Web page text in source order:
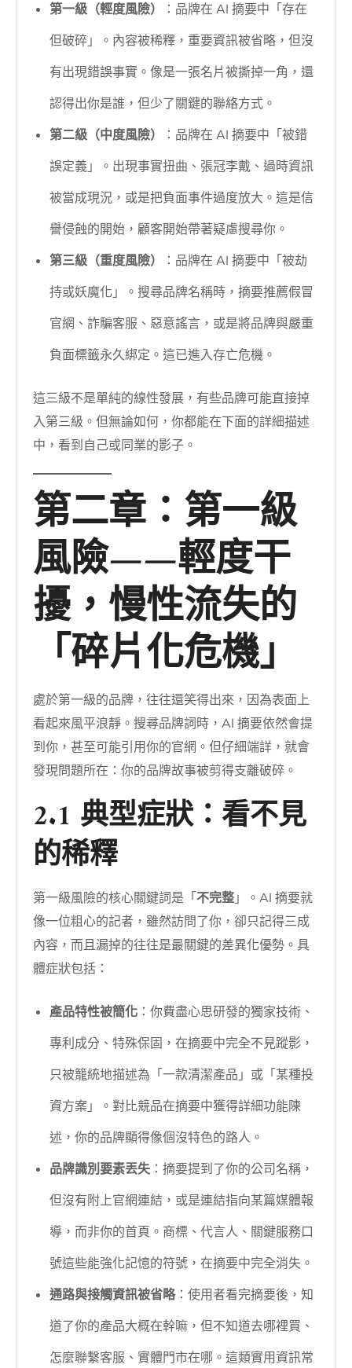
第一級（輕度風險）
：品牌在 AI 摘要中「存在
但破碎」。內容被稀釋，重要資訊被省略，但沒
有出現錯誤事實。像是一張名片被撕掉一角，還
認得出你是誰，但少了關鍵的聯絡方式。
第二級（中度風險）
：品牌在 AI 摘要中「被錯
誤定義」。出現事實扭曲、張冠李戴、過時資訊
被當成現況，或是把負面事件過度放大。這是信
譽侵蝕的開始，顧客開始帶著疑慮搜尋你。
第三級（重度風險）
：品牌在 AI 摘要中「被劫
持或妖魔化」。搜尋品牌名稱時，摘要推薦假冒
官網、詐騙客服、惡意謠言，或是將品牌與嚴重
負面標籤永久綁定。這已進入存亡危機。
這三級不是單純的線性發展，有些品牌可能直接掉
入第三級。但無論如何，你都能在下面的詳細描述
中，看到自己或同業的影子。
第二章：第一級
風險——輕度干
擾，慢性流失的
「碎片化危機」
處於第一級的品牌，往往還笑得出來，因為表面上
看起來風平浪靜。搜尋品牌詞時，AI 摘要依然會提
到你，甚至可能引用你的官網。但仔細端詳，就會
發現問題所在：你的品牌故事被剪得支離破碎。
2.1 典型症狀：看不見
的稀釋
第一級風險的核心關鍵詞是「 不完整」。AI 摘要就
像一位粗心的記者，雖然訪問了你，卻只記得三成
內容，而且漏掉的往往是最關鍵的差異化優勢。具
體症狀包括：
產品特性被簡化 ：你費盡心思研發的獨家技術、
專利成分、特殊保固，在摘要中完全不見蹤影，
只被籠統地描述為「一款清潔產品」或「某種投
資方案」。對比競品在摘要中獲得詳細功能陳
述，你的品牌顯得像個沒特色的路人。
品牌識別要素丟失：摘要提到了你的公司名稱，
但沒有附上官網連結，或是連結指向某篇媒體報
導，而非你的首頁。商標、代言人、關鍵服務口
號這些能強化記憶的符號，在摘要中完全消失。
通路與接觸資訊被省略：使用者看完摘要後，知
道了你的產品大概在幹嘛，但不知道去哪裡買、
怎麼聯繫客服、實體門市在哪。這類實用資訊常